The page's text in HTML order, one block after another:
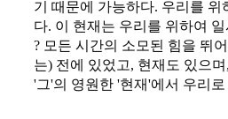
기 때문에 가능하다. 우리를
다. 이 현재는 우리를 위하여
? 모든 시간의 소모된 힘을 뛰
는) 전에 있었고, 현재도 있으
'그'의 영원한 '현재'에서 우리